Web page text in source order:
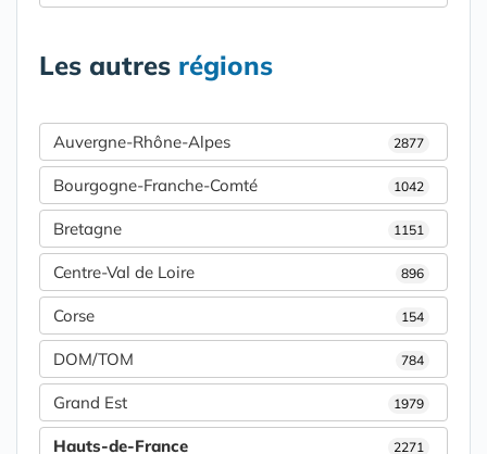
Les autres régions
Auvergne-Rhône-Alpes 2877
Bourgogne-Franche-Comté 1042
Bretagne 1151
Centre-Val de Loire 896
Corse 154
DOM/TOM 784
Grand Est 1979
Hauts-de-France 2271